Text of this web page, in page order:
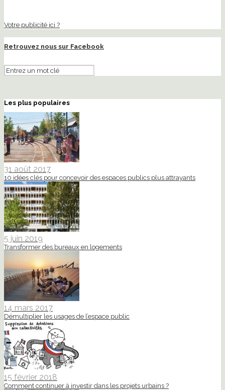
Votre publicité ici ?
Retrouvez nous sur Facebook
Les plus populaires
31 août 2017
10 idées clés pour concevoir des espaces publics plus attrayants
5 juin 2019
Transformer des bureaux en logements
14 mars 2017
Démultiplier les usages de l’espace public
15 février 2018
Comment continuer à investir dans les projets urbains ?